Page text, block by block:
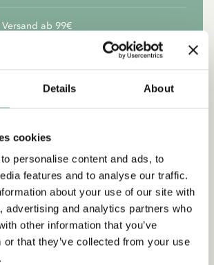
Details About
cookies
personalise content and ads, to
features and to analyse our traffic.
about your use of our site with
advertising and analytics partners who
other information that you’ve
or that they’ve collected from your use
ab 99€